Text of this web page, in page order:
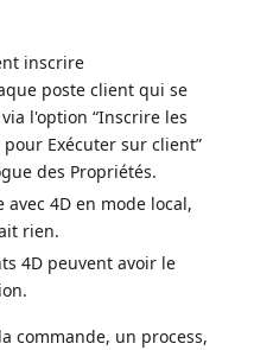
inscrire
poste client qui se
l'option “Inscrire les
Exécuter sur client”
des Propriétés.
avec 4D en mode local,
rien.
4D peuvent avoir le
commande, un process,